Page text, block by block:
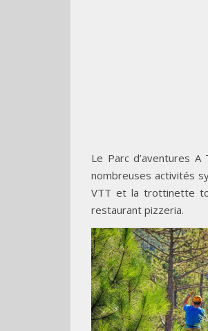
Le Parc d’aventures
nombreuses activités
VTT et la trottinette
restaurant pizzeria.